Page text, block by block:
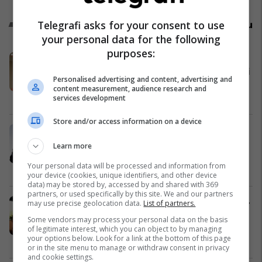
Promo Reklamo këtu
LG prezanton linjën e re të
televizorëve OLED, së shpejti e gjeni
në Neptun
Neptun
Profesionin që ëndërron e gjen në
UBT
Shtëpi 210m² me qira në Dragodan –
komoditet, hapësirë dhe lokacion i
kërkuar #12869
Pro Real Estate
Telegrafi asks for your consent to use
your personal data for the following
purposes:
Personalised advertising and content, advertising and
content measurement, audience research and
services development
Store and/or access information on a device
Learn more
Your personal data will be processed and information from
your device (cookies, unique identifiers, and other device
data) may be stored by, accessed by and shared with 369
partners, or used specifically by this site. We and our partners
may use precise geolocation data. List of partners.
Some vendors may process your personal data on the basis
of legitimate interest, which you can object to by managing
your options below. Look for a link at the bottom of this page
or in the site menu to manage or withdraw consent in privacy
and cookie settings.